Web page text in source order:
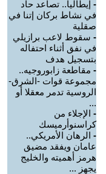
- إيطاليا.. تصاعد حاد
في نشاط بركان إتنا في
صقلية
- سقوط لاعب برازيلي
في نفق أثناء احتفاله
بتسجيل هدف
- مقاطعة زابوروجيه..
مجموعة قوات -الشرق-
الروسية تدمر معقلا أو
...
- الإجلاء من
كراسنوأرميسك
- الرهان الأمريكي..
عامان ويفقد مضيق
هرمز أهميته والخليج
يجهز ...